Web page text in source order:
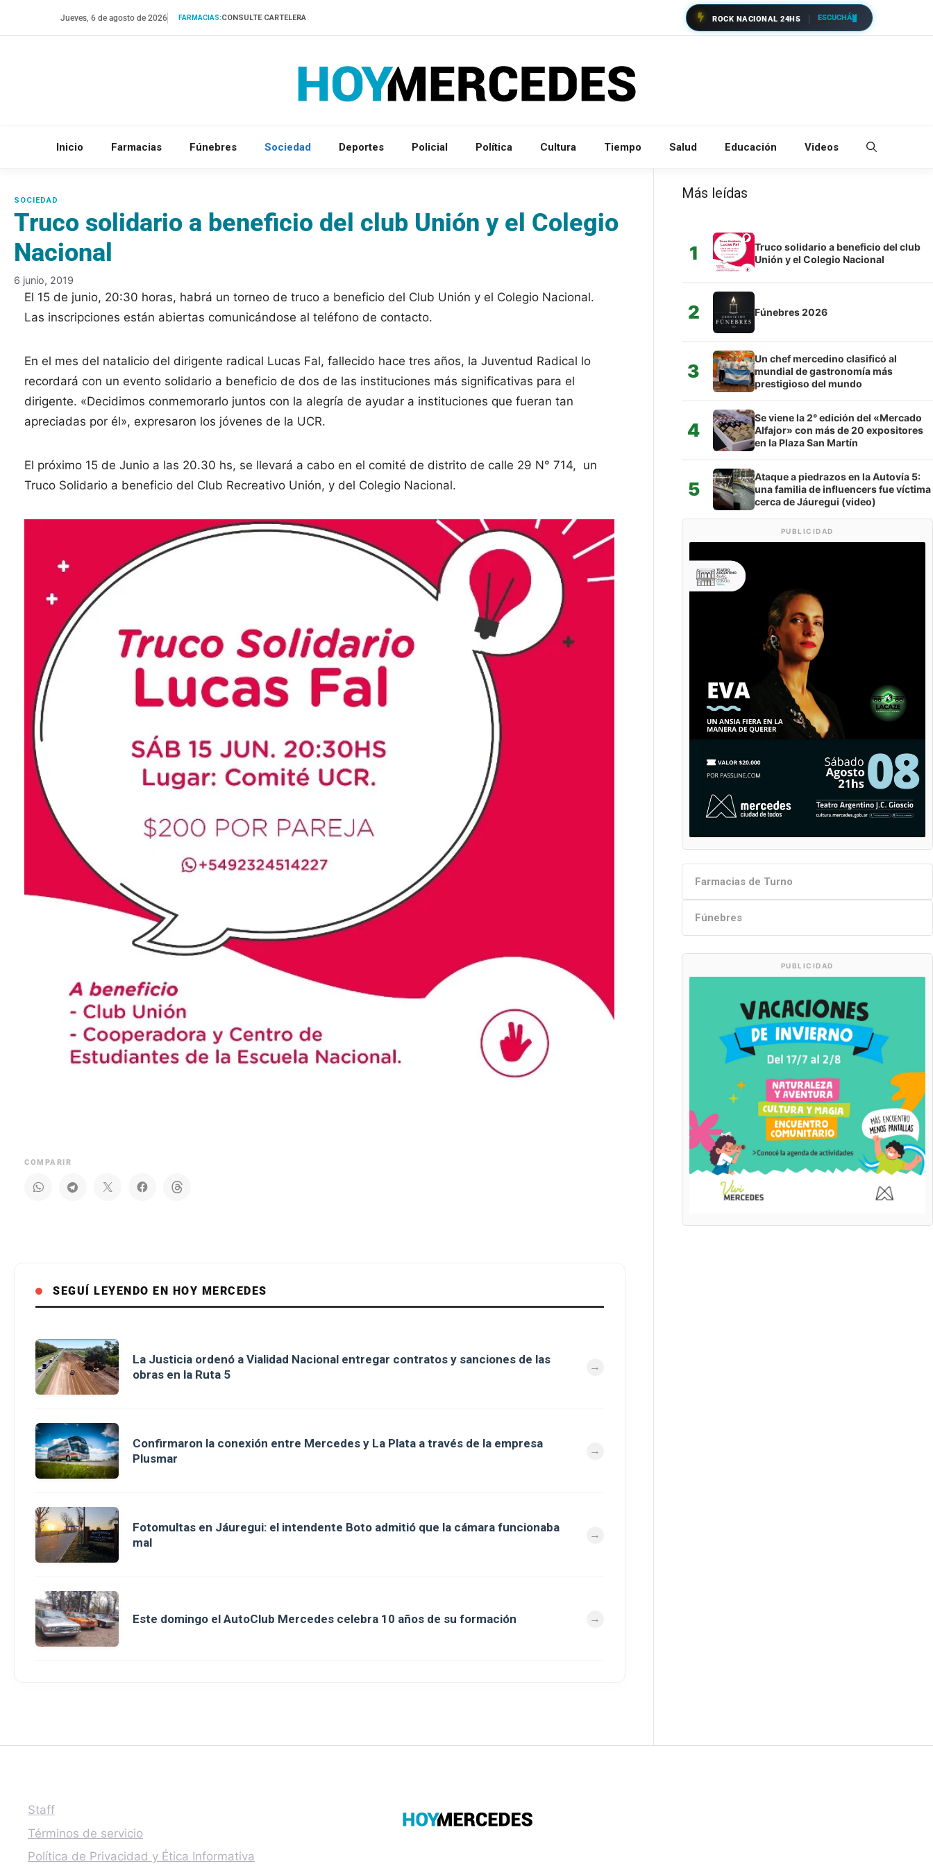
Jueves, 6 de agosto de 2026 FARMACIAS:CONSULTE CARTELERA ROCK NACIONAL 24HS ESCUCHÁ
Inicio Farmacias Fúnebres Sociedad Deportes Policial Política Cultura Tiempo Salud Educación Videos
Truco solidario a beneficio del club Unión y el Colegio
Nacional
6 junio, 2019
El 15 de junio, 20:30 horas, habrá un torneo de truco a beneficio del Club Unión y el Colegio Nacional.
Las inscripciones están abiertas comunicándose al teléfono de contacto.
En el mes del natalicio del dirigente radical Lucas Fal, fallecido hace tres años, la Juventud Radical lo
recordará con un evento solidario a beneficio de dos de las instituciones más significativas para el
dirigente. «Decidimos conmemorarlo juntos con la alegría de ayudar a instituciones que fueran tan
apreciadas por él», expresaron los jóvenes de la UCR.
El próximo 15 de Junio a las 20.30 hs, se llevará a cabo en el comité de distrito de calle 29 N° 714, un
Truco Solidario a beneficio del Club Recreativo Unión, y del Colegio Nacional.
COMPARIR
SEGUÍ LEYENDO EN HOY MERCEDES
La Justicia ordenó a Vialidad Nacional entregar contratos y sanciones de las
obras en la Ruta 5
Confirmaron la conexión entre Mercedes y La Plata a través de la empresa
Plusmar
Fotomultas en Jáuregui: el intendente Boto admitió que la cámara funcionaba
mal
Este domingo el AutoClub Mercedes celebra 10 años de su formación
Más leídas
1
Truco solidario a beneficio del club
Unión y el Colegio Nacional
2 Fúnebres 2026
3
Un chef mercedino clasificó al
mundial de gastronomía más
prestigioso del mundo
4
Se viene la 2° edición del «Mercado
Alfajor» con más de 20 expositores
en la Plaza San Martín
5
Ataque a piedrazos en la Autovía 5:
una familia de influencers fue víctima
cerca de Jáuregui (video)
PUBLICIDAD
Farmacias de Turno
Fúnebres
PUBLICIDAD
Staff
Términos de servicio
Política de Privacidad y Ética Informativa